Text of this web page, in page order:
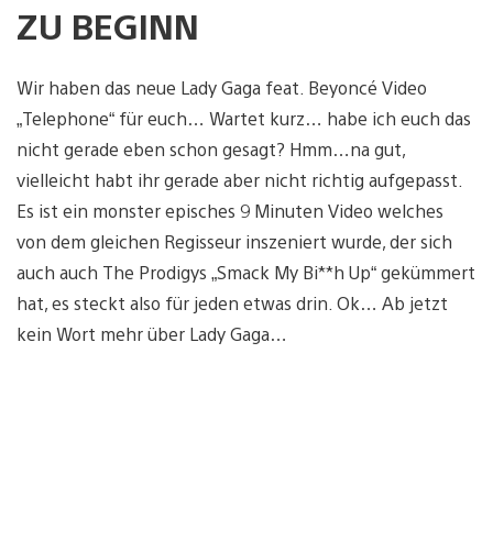
ZU BEGINN
Wir haben das neue Lady Gaga feat. Beyoncé Video
„Telephone“ für euch… Wartet kurz… habe ich euch das
nicht gerade eben schon gesagt? Hmm…na gut,
vielleicht habt ihr gerade aber nicht richtig aufgepasst.
Es ist ein monster episches 9 Minuten Video welches
von dem gleichen Regisseur inszeniert wurde, der sich
auch auch The Prodigys „Smack My Bi**h Up“ gekümmert
hat, es steckt also für jeden etwas drin. Ok… Ab jetzt
kein Wort mehr über Lady Gaga…